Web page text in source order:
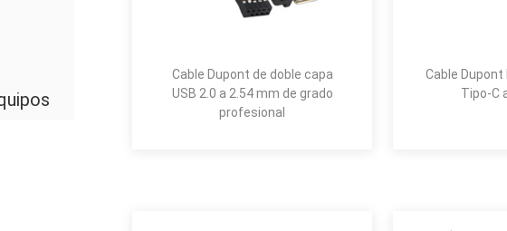
Cable Dupont de doble capa
USB 2.0 a 2.54 mm de grado
profesional
Cable Dupont
Tipo-C